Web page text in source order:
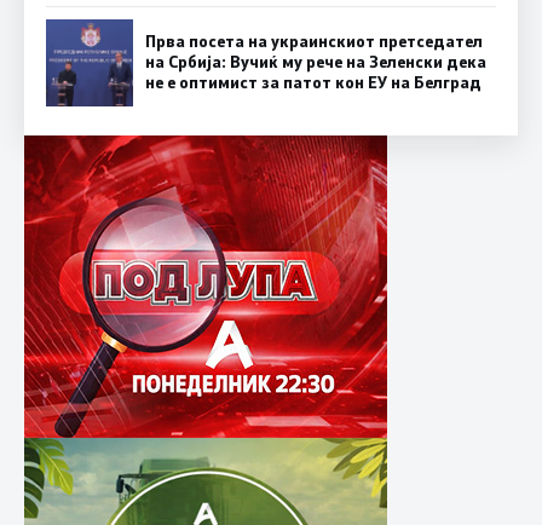
Прва посета на украинскиот претседател
на Србија: Вучиќ му рече на Зеленски дека
не е оптимист за патот кон ЕУ на Белград